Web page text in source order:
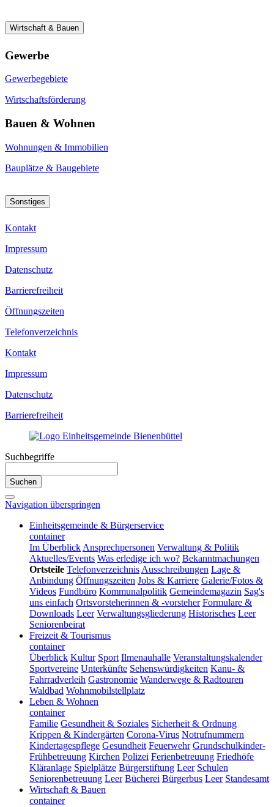
Wirtschaft & Bauen
Gewerbe
Gewerbegebiete
Wirtschaftsförderung
Bauen & Wohnen
Wohnungen & Immobilien
Bauplätze & Baugebiete
Sonstiges
Kontakt
Impressum
Datenschutz
Barrierefreiheit
Öffnungszeiten
Telefonverzeichnis
Kontakt
Impressum
Datenschutz
Barrierefreiheit
Suchbegriffe
Suchen
Navigation überspringen
Einheitsgemeinde & Bürgerservice
container
Im Überblick Ansprechpersonen Verwaltung & Politik
Aktuelles/Events Was erledige ich wo? Bekanntmachungen
Ortsteile Telefonverzeichnis Ausschreibungen Lage &
Anbindung Öffnungszeiten Jobs & Karriere Galerie/Fotos &
Videos Fundbüro Kommunalpolitik Gemeindemagazin Sag's
uns einfach Ortsvorsteherinnen & -vorsteher Formulare &
Downloads Leer Verwaltungsgliederung Historisches Leer
Seniorenbeirat
Freizeit & Tourismus
container
Überblick Kultur Sport Ilmenauhalle Veranstaltungskalender
Sportvereine Unterkünfte Sehenswürdigkeiten Kanu- &
Fahrradverleih Gastronomie Wanderwege & Radtouren
Waldbad Wohnmobilstellplatz
Leben & Wohnen
container
Familie Gesundheit & Soziales Sicherheit & Ordnung
Krippen & Kindergärten Corona-Virus Notrufnummern
Kindertagespflege Gesundheit Feuerwehr Grundschulkinder-
Frühbetreuung Kirchen Polizei Ferienbetreuung Friedhöfe
Kläranlage Spielplätze Bürgerstiftung Leer Schulen
Seniorenbetreuung Leer Bücherei Bürgerbus Leer Standesamt
Wirtschaft & Bauen
container